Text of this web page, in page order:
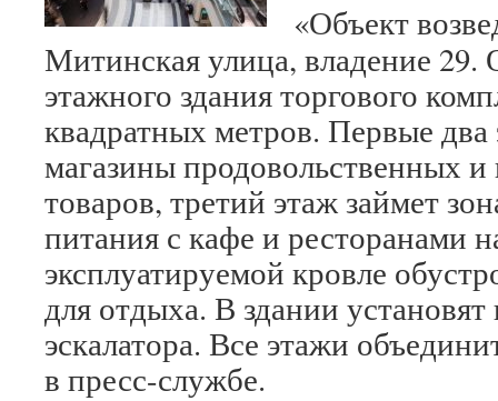
«Объект
Митинская улица, владение
этажного здания торгового
квадратных метров. Первые два
магазины продовольственных
товаров, третий этаж займет
питания с кафе и ресторанами
эксплуатируемой кровле
для отдыха. В здании
эскалатора. Все этажи
в пресс-службе.